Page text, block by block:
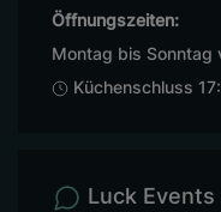
Öffnungszeiten:
Montag bis Sonntag
Küchenschluss
Luck Events